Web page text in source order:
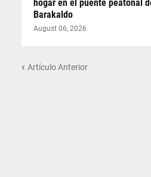
hogar en el puente peatonal
Barakaldo
August 06, 2026
Artículo Anterior